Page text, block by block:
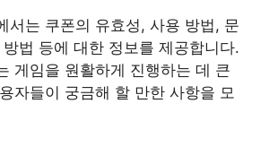
서는 쿠폰의 유효성, 사용 방법, 문
법 등에 대한 정보를 제공합니다.
게임을 원활하게 진행하는 데 큰
자들이 궁금해 할 만한 사항을 모